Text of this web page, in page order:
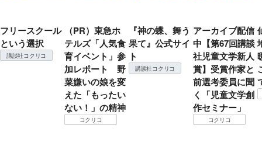
フリースクール
という選択
講談社コクリコ
（PR）東急ホ
テルズ「人気食
育イベント」参
加レポート 野
菜嫌いの娘を変
えた「もったい
ない！」の精神
コクリコ
『神の蝶、舞う
果て』公式サイ
ト
講談社コクリコ
アーカイブ配信
中【第67回講談
社児童文学新人
賞】受賞作家と
前選考委員に聞
く「児童文学創
作セミナー」
コクリコ